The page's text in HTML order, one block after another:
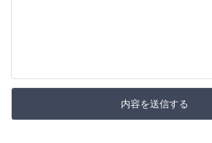
内容を送信する